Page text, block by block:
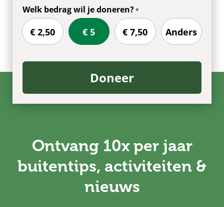
Welk bedrag wil je doneren?
€ 2,50 € 5 € 7,50 Anders
Doneer
Ontvang 10x per jaar
buitentips, activiteiten &
nieuws